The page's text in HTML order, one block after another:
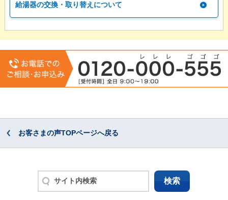
給湯器の交換・取り替えについて
お客さまの声TOPページへ戻る